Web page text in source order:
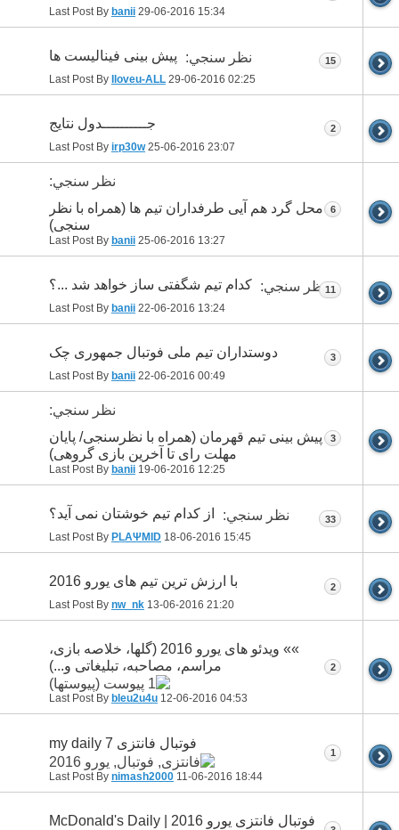
Last Post By banii 29-06-2016 15:34
نظر سنجي: پیش بینی فینالیست ها
Last Post By Iloveu-ALL 29-06-2016 02:25
15
جــــــــــدول نتایج
Last Post By irp30w25-06-2016 23:07
2
نظر سنجي:
محل گرد هم آیی طرفداران تیم ها (همراه با نظر
سنجی)
Last Post By banii 25-06-2016 13:27
6
نظر سنجي: کدام تیم شگفتی ساز خواهد شد ...؟
Last Post By banii 22-06-2016 13:24
11
دوستداران تیم ملی فوتبال جمهوری چک
Last Post By banii 22-06-2016 00:49
3
نظر سنجي:
پیش بینی تیم قهرمان (همراه با نظرسنجی/ پایان
مهلت رای تا آخرین بازی گروهی)
Last Post By banii 19-06-2016 12:25
3
نظر سنجي: از کدام تیم خوشتان نمی آید؟
Last Post By PLAΨMID 18-06-2016 15:45
33
با ارزش ترین تیم های یورو 2016
Last Post By nw_nk 13-06-2016 21:20
2
»» ویدئو های یورو 2016 (گلها، خلاصه بازی،
مراسم، مصاحبه، تبلیغاتی و...)
Last Post By bleu2u4u 12-06-2016 04:53
2
فوتبال فانتزی my daily 7
Last Post By nimash2000 11-06-2016 18:44
1
فوتبال فانتزی یورو 2016 | McDonald's Daily